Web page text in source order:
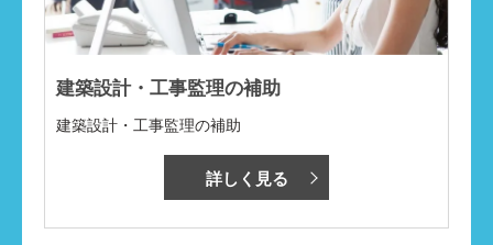
建築設計・工事監理の補助
建築設計・工事監理の補助
詳しく見る